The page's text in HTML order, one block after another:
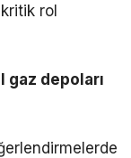
rol
gaz depoları